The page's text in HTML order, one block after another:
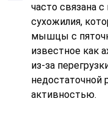
часто связана
сухожилия,
мышцы с
известное как
из-за
недостаточной
активностью.